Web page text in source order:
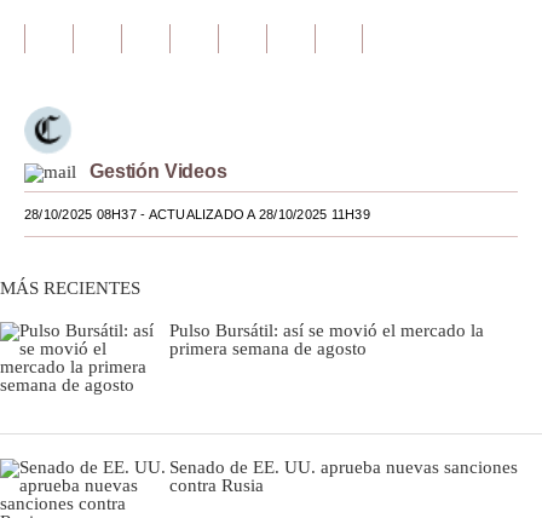
Tendencias
Viajes
Mundo
EEUU
México
Internacional
Gestión Videos
28/10/2025 08H37- ACTUALIZADO A 28/10/2025 11H39
MÁS RECIENTES
Pulso Bursátil: así se movió el mercado la
primera semana de agosto
Senado de EE. UU. aprueba nuevas sanciones
contra Rusia